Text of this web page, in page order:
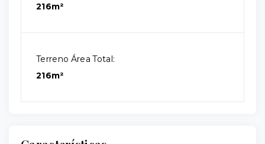
216m²
Terreno Área Total:
216m²